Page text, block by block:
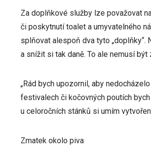
Za doplňkové služby lze považovat
či poskytnutí toalet a umyvatelného
splňovat alespoň dva tyto
a snížit si tak daně. To ale nemusí být
„Rád bych upozornil, aby
festivalech či kočovných poutích
u celoročních stánků si umím
Zmatek okolo piva